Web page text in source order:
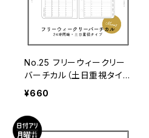
No.25 フリーウィークリー
バーチカル（土日重視タイ
プ・M5サイズ）
¥660